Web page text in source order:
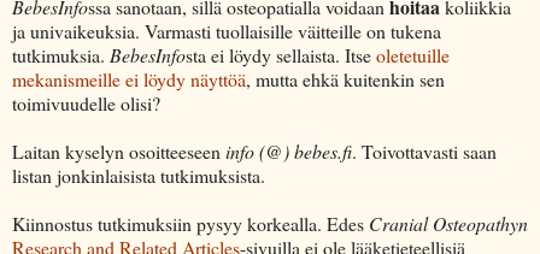
BebesInfossa sanotaan, sillä osteopatialla voidaan hoitaakoliikkia
ja univaikeuksia. Varmasti tuollaisille väitteille on tukena
tutkimuksia. BebesInfosta ei löydy sellaista. Itseoletetuille
mekanismeille ei löydy näyttöä, mutta ehkä kuitenkin sen
toimivuudelle olisi?
Laitan kyselyn osoitteeseen info (@) bebes.fi. Toivottavasti saan
listan jonkinlaisista tutkimuksista.
Kiinnostus tutkimuksiin pysyy korkealla. Edes Cranial Osteopathyn
Research and Related Articles-sivuilla ei ole lääketieteellisiä